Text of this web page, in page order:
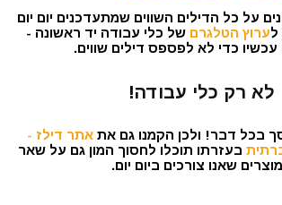
על כל הדילים השווים שמתעדכנים יום יום
לערוץ הטלגרם של כלי עבודה יד ראשונה -
כדי לא לפספס דילים שווים.
לא רק כלי עבודה!
בכל דבר! ולכן הקמנו גם אתאתר דילז -
בעזרתו תוכלו לחסוך המון גם על שאר
שאנו צורכים ביום יום.